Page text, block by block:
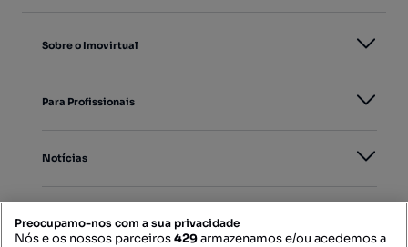
Sobre o Imovirtual
Para Profissionais
Notícias
Preocupamo-nos com a sua privacidade
Nós e os nossos parceiros429armazenamos e/ou acedemos a